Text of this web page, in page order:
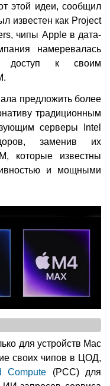
этой идеи, сообщил
известен как Project
чипы Apple в дата-
намеревалась
доступ к своим
предложить более
традиционным
серверы Intel
заменив их
которые известны
и мощными
для устройств Mac
своих чипов в ЦОД,
Compute (PCC) для